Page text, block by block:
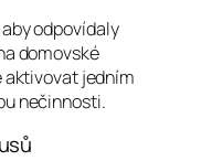
odpovídaly
domovské
aktivovat jedním
nečinnosti.